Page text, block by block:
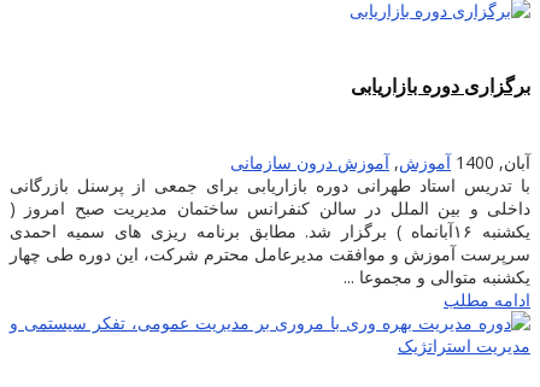
برگزاری دوره بازاریابی
آبان, 1400 آموزش, آموزش درون سازمانی
با تدریس استاد طهرانی دوره بازاریابی برای جمعی از پرسنل بازرگانی
داخلی و بین الملل در سالن کنفرانس ساختمان مدیریت صبح امروز (
یکشنبه ۱۶آبانماه ) برگزار شد. مطابق برنامه ریزی های سمیه احمدی
سرپرست آموزش و موافقت مدیرعامل محترم شرکت، این دوره طی چهار
یکشنبه متوالی و مجموعا ...
ادامه مطلب